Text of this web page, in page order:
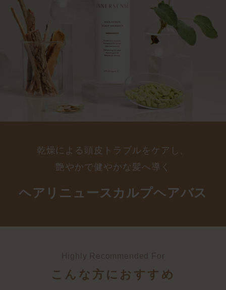
乾燥による頭皮トラブルをケアし、
艶やかで健やかな髪へ導く
ヘアリニュースカルプヘアバス
Highly Recommended For
こんな方におすすめ